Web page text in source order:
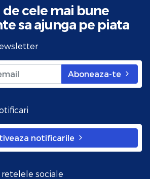
cele mai bune
sa ajunga pe piata
Aboneaza-te
notificarile
sociale